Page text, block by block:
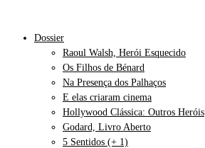
Dossier
Raoul Walsh, Herói Esquecido
Os Filhos de Bénard
Na Presença dos Palhaços
E elas criaram cinema
Hollywood Clássica: Outros Heróis
Godard, Livro Aberto
5 Sentidos (+ 1)